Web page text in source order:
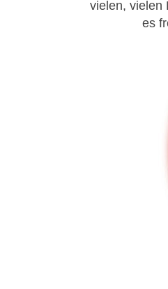
vielen, vielen
es